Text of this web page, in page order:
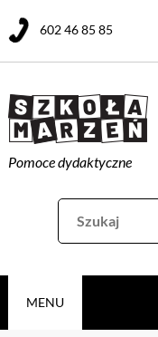
Pomoce dydaktyczne
602 46 85 85
MENU